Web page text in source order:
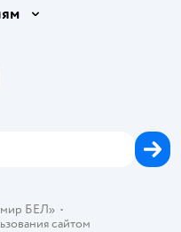
файлов cookie
БЕЛ»•
сайтом